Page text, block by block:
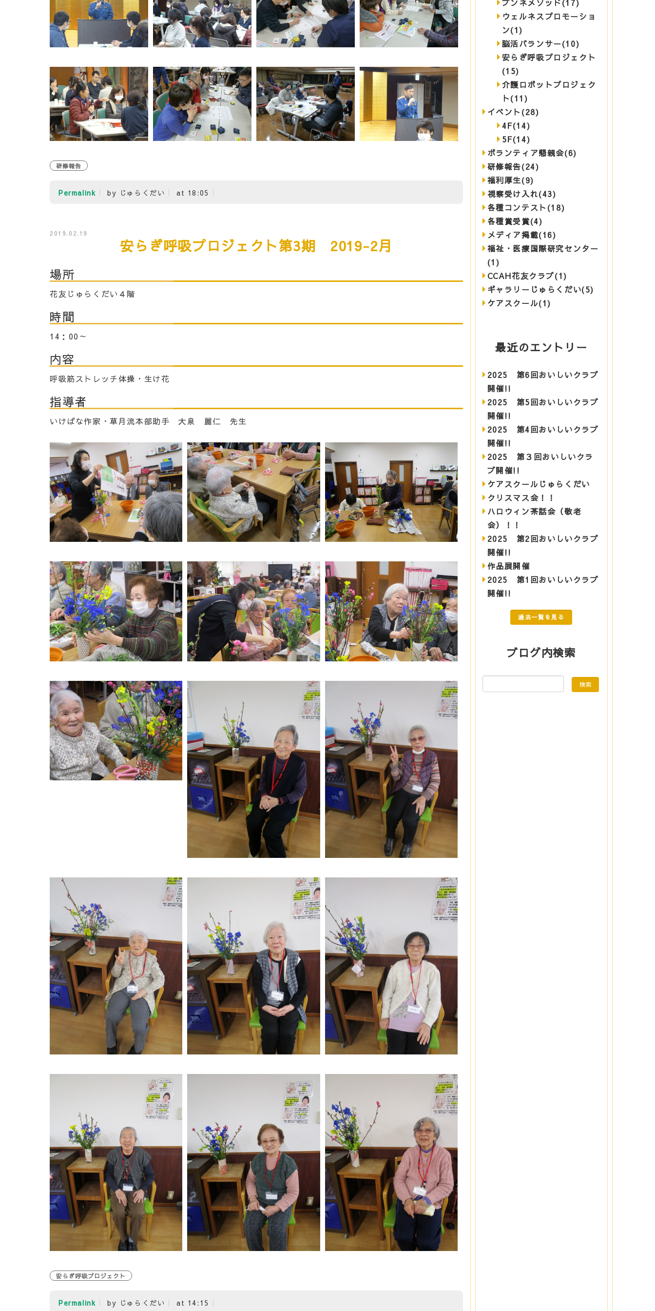
研修報告
Permalink by じゅらくだい at 18:05
2019.02.19
安らぎ呼吸プロジェクト第3期 2019-2月
場所
花友じゅらくだい４階
時間
14：00～
内容
呼吸筋ストレッチ体操・生け花
指導者
いけばな作家・草月流本部助手 大泉 麗仁 先生
安らぎ呼吸プロジェクト
Permalink by じゅらくだい at 14:15
ブンネメソッド(17)
ウェルネスプロモーショ
ン(1)
脳活バランサー(10)
安らぎ呼吸プロジェクト
(15)
介護ロボットプロジェク
ト(11)
イベント(28)
4F(14)
5F(14)
ボランティア懇親会(6)
研修報告(24)
福利厚生(9)
視察受け入れ(43)
各種コンテスト(18)
各種賞受賞(4)
メディア掲載(16)
福祉・医療国際研究センター
(1)
CCAH花友クラブ(1)
ギャラリーじゅらくだい(5)
ケアスクール(1)
最近のエントリー
2025 第6回おいしいクラブ
開催!!
2025 第5回おいしいクラブ
開催!!
2025 第4回おいしいクラブ
開催!!
2025 第３回おいしいクラ
ブ開催!!
ケアスクールじゅらくだい
クリスマス会！！
ハロウィン茶話会（敬老
会）！！
2025 第2回おいしいクラブ
開催!!
作品展開催
2025 第1回おいしいクラブ
開催!!
過去一覧を見る
ブログ内検索